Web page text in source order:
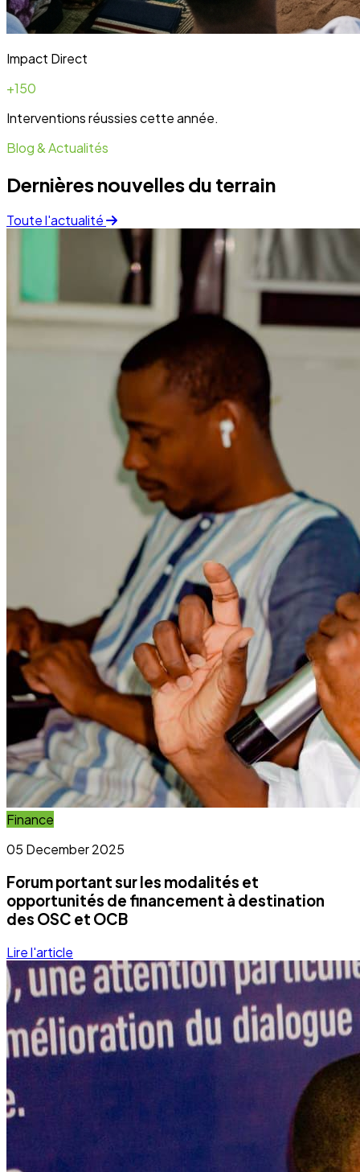
Forum portant sur les modalités et
opportunités de financement à destination
des OSC et OCB
Lire l'article